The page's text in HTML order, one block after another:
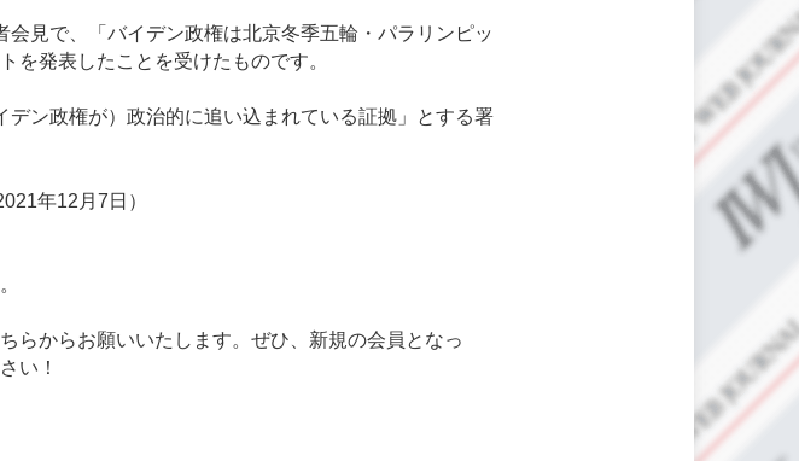
見で、「バイデン政権は北京冬季五輪・パラリンピッ
を発表したことを受けたものです。
ン政権が）政治的に追い込まれている証拠」とする署
年12月7日）
らからお願いいたします。ぜひ、新規の会員となっ
い！